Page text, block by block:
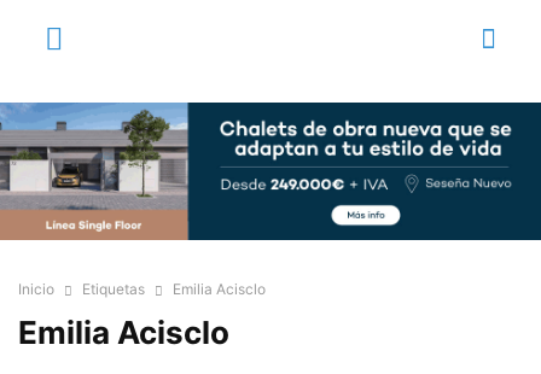
Inicio Etiquetas Emilia Acisclo
Emilia Acisclo